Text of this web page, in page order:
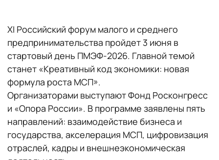
XI Российский форум малого и среднего
предпринимательства пройдет 3 июня в
стартовый день ПМЭФ-2026. Главной темой
станет «Креативный код экономики: новая
формула роста МСП».
Организаторами выступают Фонд Росконгресс
и «Опора России». В программе заявлены пять
направлений: взаимодействие бизнеса и
государства, акселерация МСП, цифровизация
отраслей, кадры и внешнеэкономическая